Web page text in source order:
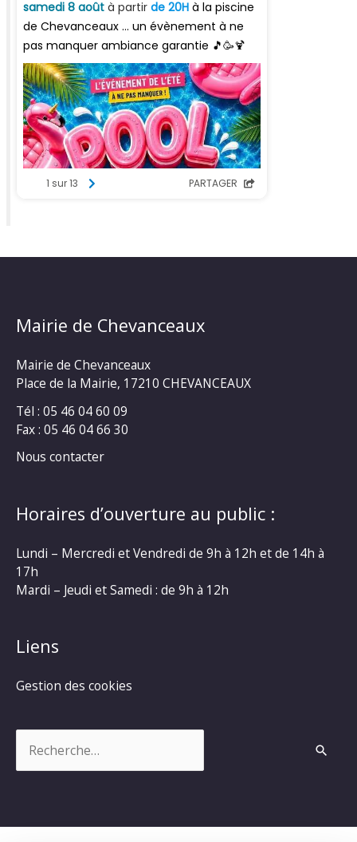
Mairie de Chevanceaux
Mairie de Chevanceaux
Place de la Mairie, 17210 CHEVANCEAUX
Tél : 05 46 04 60 09
Fax : 05 46 04 66 30
Nous contacter
Horaires d’ouverture au public :
Lundi – Mercredi et Vendredi de 9h à 12h et de 14h à
17h
Mardi – Jeudi et Samedi : de 9h à 12h
Liens
Gestion des cookies